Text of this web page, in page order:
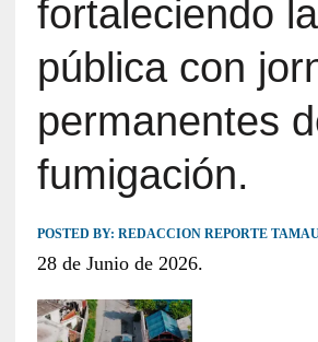
fortaleciendo
pública con
permanentes
fumigación.
POSTED BY: REDACCION REPORTE
28 de Junio de 2026.